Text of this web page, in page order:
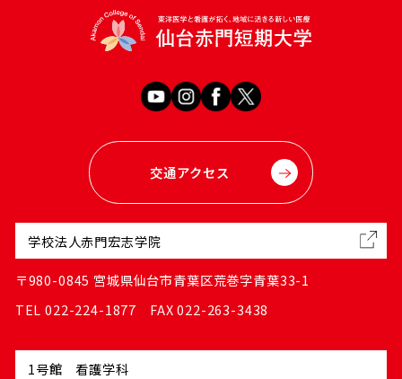
交通アクセス
学校法人赤門宏志学院
〒980-0845 宮城県仙台市青葉区荒巻字青葉33-1
TEL 022-224-1877 FAX 022-263-3438
1号館 看護学科